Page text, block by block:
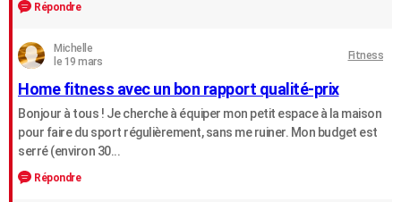
Répondre
Michelle
le 19 mars
Fitness
Home fitness avec un bon rapport qualité-prix
Bonjour à tous ! Je cherche à équiper mon petit espace à la maison
pour faire du sport régulièrement, sans me ruiner. Mon budget est
serré (environ 30...
Répondre